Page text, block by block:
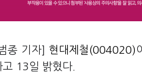
종 기자] 현대제철(004020)
13일 밝혔다.